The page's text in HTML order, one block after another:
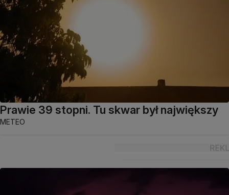
Prawie 39 stopni. Tu skwar był największy
METEO